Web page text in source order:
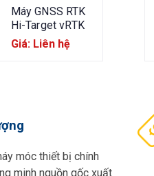
Máy GNSS RTK
Hi-Target vRTK
Giá: Liên hệ
móc thiết bị chính
minh nguồn gốc xuất